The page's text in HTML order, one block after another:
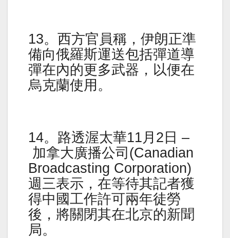
13。西方官員稱，伊朗正準
備向俄羅斯運送包括彈道導
彈在內的更多武器，以便在
烏克蘭使用。
14。路透渥太華11月2日 –
加拿大廣播公司(Canadian
Broadcasting Corporation)
週三表示，在等待其記者獲
得中國工作許可兩年徒勞
後，將關閉其在北京的新聞
局。